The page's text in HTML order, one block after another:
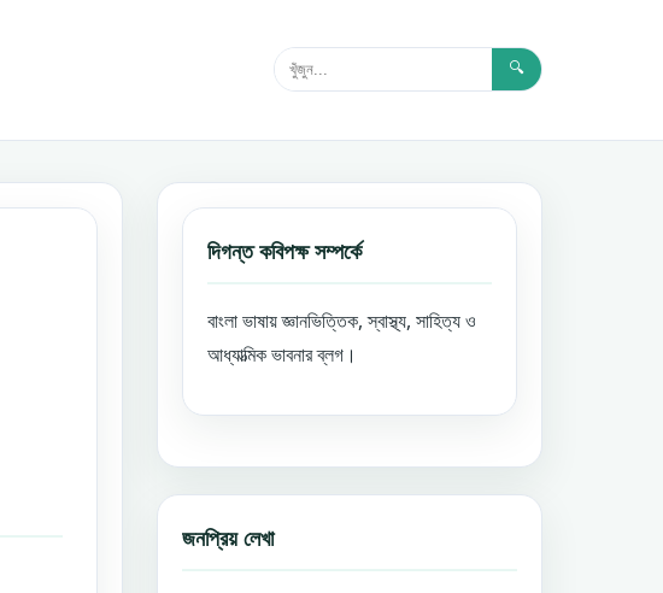
🔍
দিগন্ত কবিপক্ষ সম্পর্কে
বাংলা ভাষায় জ্ঞানভিত্তিক, স্বাস্থ্য, সাহিত্য ও
আধ্যাত্মিক ভাবনার ব্লগ।
জনপ্রিয় লেখা